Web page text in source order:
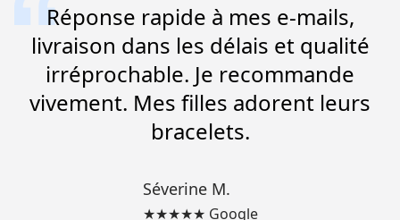
Réponse rapide à mes e-mails,
livraison dans les délais et qualité
irréprochable. Je recommande
vivement. Mes filles adorent leurs
bracelets.
Séverine M.
★★★★★ Google